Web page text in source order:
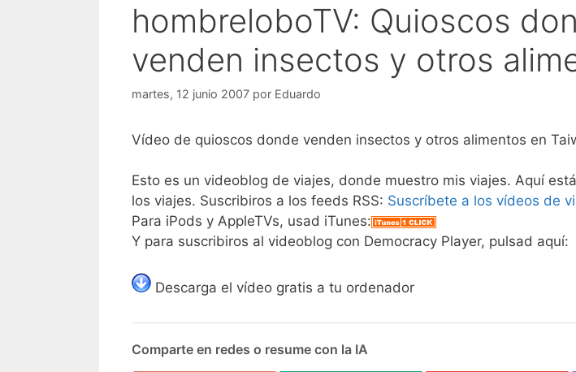
hombreloboTV: Quioscos
venden insectos y otros
martes, 12 junio 2007 por Eduardo
Vídeo de quioscos donde venden insectos y otros alimentos en
Esto es un videoblog de viajes, donde muestro mis viajes. Aquí
los viajes. Suscribiros a los feeds RSS: Suscríbete a los vídeos de
Para iPods y AppleTVs, usad iTunes:
Y para suscribiros al videoblog con Democracy Player, pulsad aquí:
Descarga el vídeo gratis a tu ordenador
Comparte en redes o resume con la IA